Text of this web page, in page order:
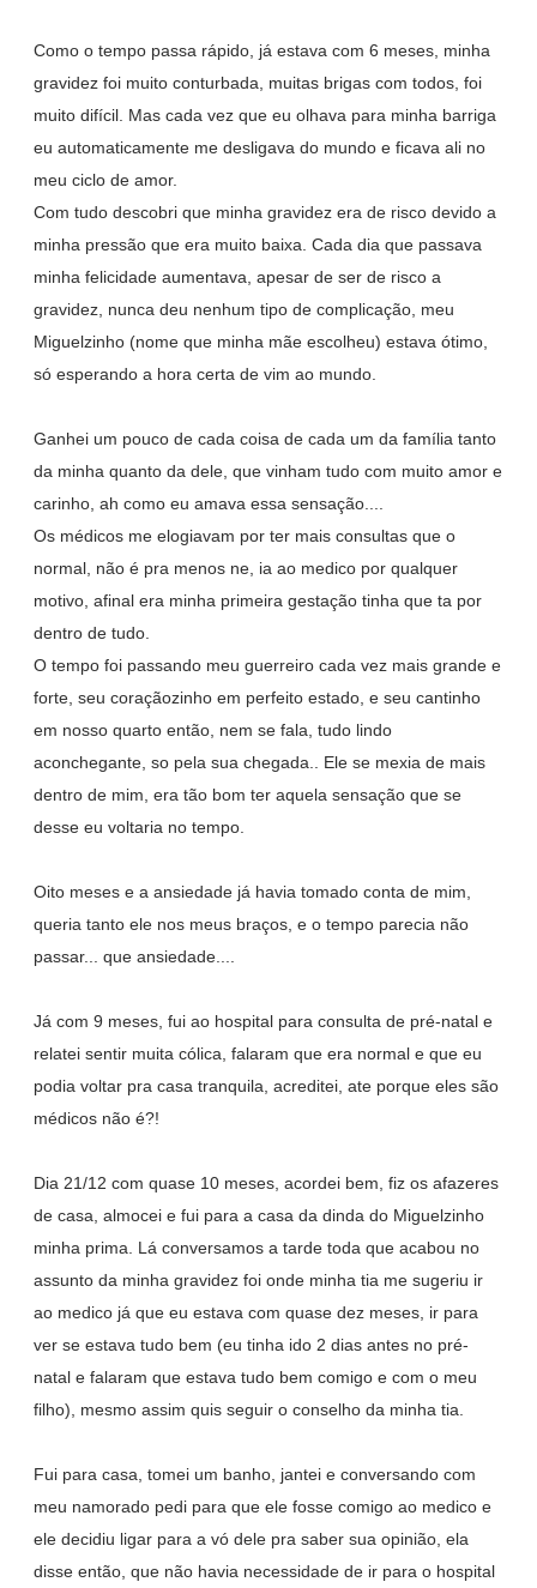
Como o tempo passa rápido, já estava com 6 meses, minha
gravidez foi muito conturbada, muitas brigas com todos, foi
muito difícil. Mas cada vez que eu olhava para minha barriga
eu automaticamente me desligava do mundo e ficava ali no
meu ciclo de amor.
Com tudo descobri que minha gravidez era de risco devido a
minha pressão que era muito baixa. Cada dia que passava
minha felicidade aumentava, apesar de ser de risco a
gravidez, nunca deu nenhum tipo de complicação, meu
Miguelzinho (nome que minha mãe escolheu) estava ótimo,
só esperando a hora certa de vim ao mundo.
Ganhei um pouco de cada coisa de cada um da família tanto
da minha quanto da dele, que vinham tudo com muito amor e
carinho, ah como eu amava essa sensação....
Os médicos me elogiavam por ter mais consultas que o
normal, não é pra menos ne, ia ao medico por qualquer
motivo, afinal era minha primeira gestação tinha que ta por
dentro de tudo.
O tempo foi passando meu guerreiro cada vez mais grande e
forte, seu coraçãozinho em perfeito estado, e seu cantinho
em nosso quarto então, nem se fala, tudo lindo
aconchegante, so pela sua chegada.. Ele se mexia de mais
dentro de mim, era tão bom ter aquela sensação que se
desse eu voltaria no tempo.
Oito meses e a ansiedade já havia tomado conta de mim,
queria tanto ele nos meus braços, e o tempo parecia não
passar... que ansiedade....
Já com 9 meses, fui ao hospital para consulta de pré-natal e
relatei sentir muita cólica, falaram que era normal e que eu
podia voltar pra casa tranquila, acreditei, ate porque eles são
médicos não é?!
Dia 21/12 com quase 10 meses, acordei bem, fiz os afazeres
de casa, almocei e fui para a casa da dinda do Miguelzinho
minha prima. Lá conversamos a tarde toda que acabou no
assunto da minha gravidez foi onde minha tia me sugeriu ir
ao medico já que eu estava com quase dez meses, ir para
ver se estava tudo bem (eu tinha ido 2 dias antes no pré-
natal e falaram que estava tudo bem comigo e com o meu
filho), mesmo assim quis seguir o conselho da minha tia.
Fui para casa, tomei um banho, jantei e conversando com
meu namorado pedi para que ele fosse comigo ao medico e
ele decidiu ligar para a vó dele pra saber sua opinião, ela
disse então, que não havia necessidade de ir para o hospital